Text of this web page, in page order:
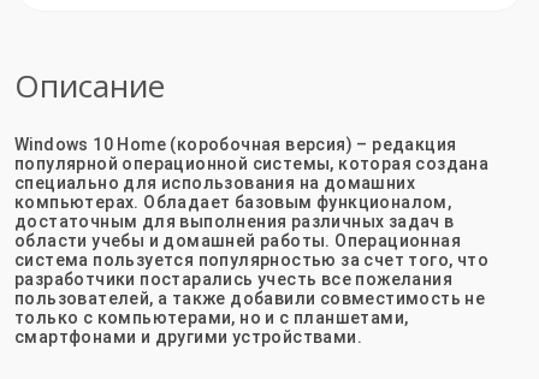
Описание
Windows 10 Home (коробочная версия) – редакция
популярной операционной системы, которая создана
специально для использования на домашних
компьютерах. Обладает базовым функционалом,
достаточным для выполнения различных задач в
области учебы и домашней работы. Операционная
система пользуется популярностью за счет того, что
разработчики постарались учесть все пожелания
пользователей, а также добавили совместимость не
только с компьютерами, но и с планшетами,
смартфонами и другими устройствами.